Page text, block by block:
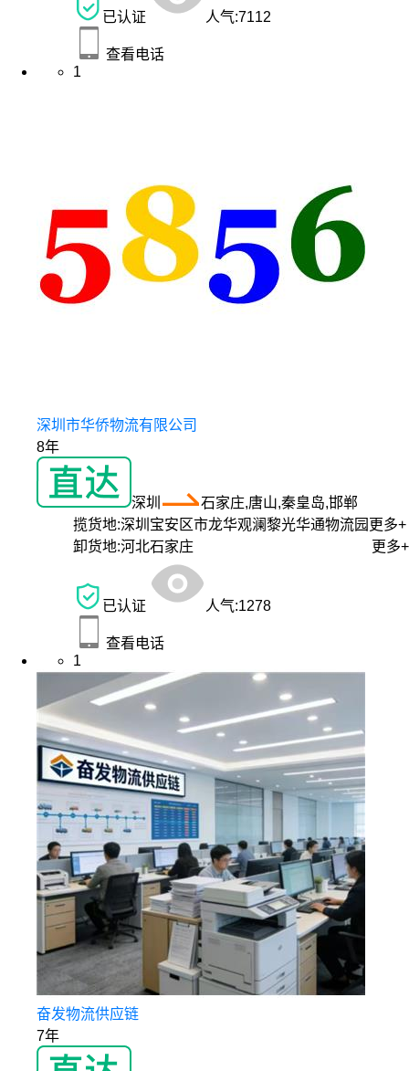
已认证 人气:7112
查看电话
1
深圳市华侨物流有限公司
8年
深圳
石家庄,唐山,秦皇岛,邯郸
揽货地:深圳宝安区市龙华观澜黎光华通物流园 更多+
卸货地:河北石家庄 更多+
已认证 人气:1278
查看电话
1
奋发物流供应链
7年